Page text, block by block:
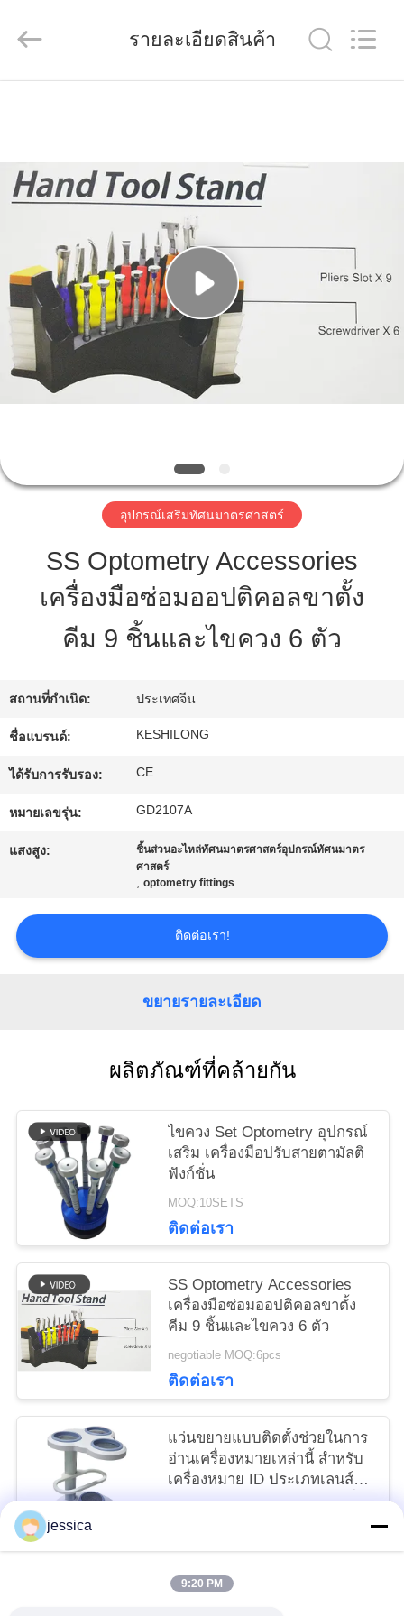
สินค้า
วิดีโอ
เกี่ยว
เรา
ทัวร์
โรงงาน
ควบคุม
คุณภาพ
เรา
ขอ
ราคา
PRIVACY
POLICY
Trade
SCM
Rights
รายละเอียดสินค้า
อุปกรณ์เสริมทัศนมาตรศาสตร์
SS Optometry Accessories
เครื่องมือซ่อมออปติคอลขาตั้ง
คีม 9 ชิ้นและไขควง 6 ตัว
สถานที่กำเนิด: ประเทศจีน
ชื่อแบรนด์: KESHILONG
ได้รับการรับรอง: CE
หมายเลขรุ่น: GD2107A
แสงสูง:
ชิ้นส่วนอะไหล่ทัศนมาตรศาสตร์อุปกรณ์ทัศนมาตร
ศาสตร์
,optometry fittings
ติดต่อเรา!
ขยายรายละเอียด
ผลิตภัณฑ์ที่คล้ายกัน
ไขควง Set Optometry อุปกรณ์
เสริม เครื่องมือปรับสายตามัลติ
ฟังก์ชั่น
MOQ:10SETS
ติดต่อเรา
SS Optometry Accessories
เครื่องมือซ่อมออปติคอลขาตั้ง
คีม 9 ชิ้นและไขควง 6 ตัว
negotiable MOQ:6pcs
ติดต่อเรา
แว่นขยายแบบติดตั้งช่วยในการ
อ่านเครื่องหมายเหล่านี้ สำหรับ
เครื่องหมาย ID ประเภทเลนส์
และหลอดไฟ LED Pwower ที่
jessica
9:20 PM